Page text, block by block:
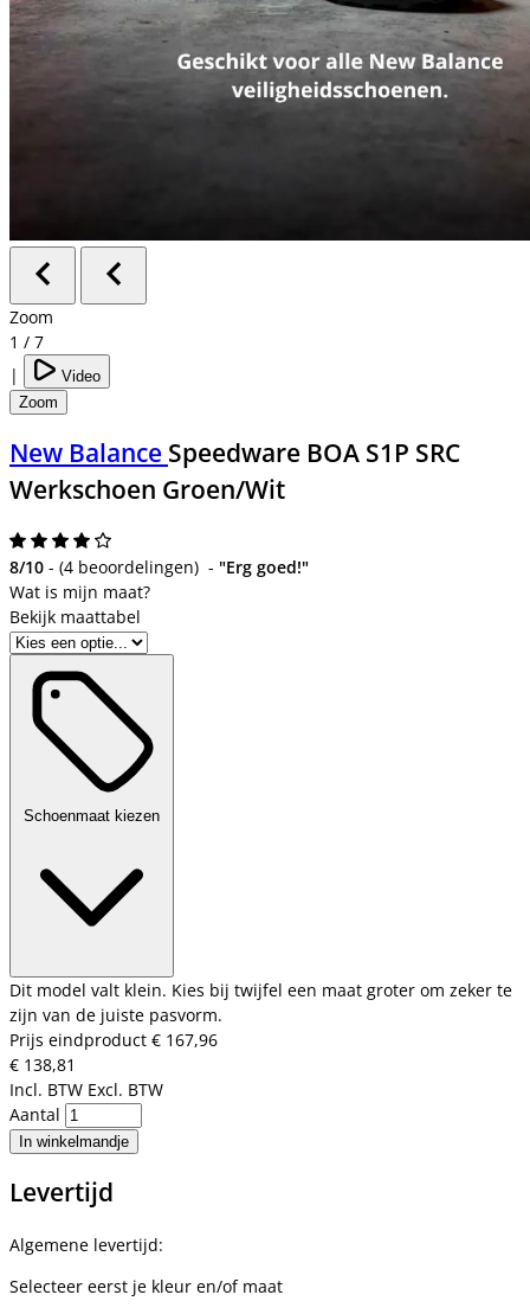
Zoom
1 / 7
|
Video
Zoom
New Balance Speedware BOA S1P SRC
Werkschoen Groen/Wit
8/10 - (4 beoordelingen) - "Erg goed!"
Bekijk maattabel
Schoenmaat kiezen
Dit model valt klein. Kies bij twijfel een maat groter om zeker te
zijn van de juiste pasvorm.
Prijs eindproduct € 167,96
€ 138,81
Incl. BTW Excl. BTW
Aantal
In winkelmandje
Levertijd
Algemene levertijd:
Selecteer eerst je kleur en/of maat